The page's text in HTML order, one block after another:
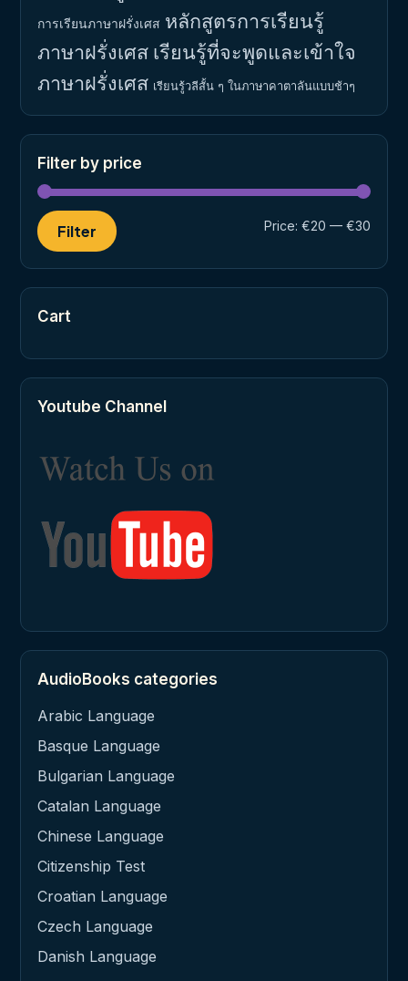
การเรียนภาษาฝรั่งเศส หลักสูตรการเรียนรู้
ภาษาฝรั่งเศส เรียนรู้ที่จะพูดและเข้าใจ
ภาษาฝรั่งเศส เรียนรู้วลีสั้น ๆ ในภาษาคาตาลันแบบช้าๆ
Filter by price
Filter Price: €20 — €30
Cart
Youtube Channel
AudioBooks categories
Arabic Language
Basque Language
Bulgarian Language
Catalan Language
Chinese Language
Citizenship Test
Croatian Language
Czech Language
Danish Language